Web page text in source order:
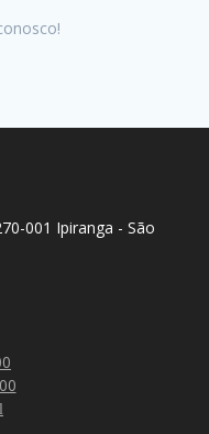
001 Ipiranga - São